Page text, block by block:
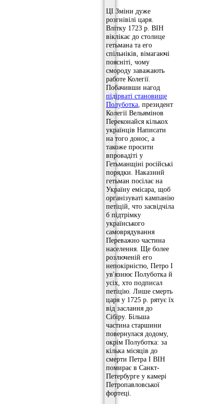
ЦІ Зміни дуже
розгнівілі царя.
Влітку 1723 р. ВІН
віклікає до столице
гетьмана та его
спільніків, вімагаючі
поясніті, чому
смороду заважають
работе Колегії.
Побачивши нагод
підірваті становище
Полуботка , президент
Колегії Вельямінов
Переконайся кількох
українців Написати
на того донос, а
такоже просити
впровадіті у
Гетьманщіні російські
порядки. Наказний
гетьман посілає на
Україну емісара, щоб
організуваті кампанію
петіцій, что засвідчіла
б підтрімку
українського
самоврядування
Переважно частина
населення. Ще более
розлюченій его
непокірністю, Петро І
ув'язнює Полуботка й
усіх, хто подписал
петіцію. Лише смерть
царя у 1725 р. рятує їх
від заслання до
Сібіру. Більша
частина старшини
повернулася додому,
окрім Полуботка: за
кілька місяців до
смерти Петра І ВІН
помирає в Санкт-
Петербурге у камері
Петропавловської
фортеці.